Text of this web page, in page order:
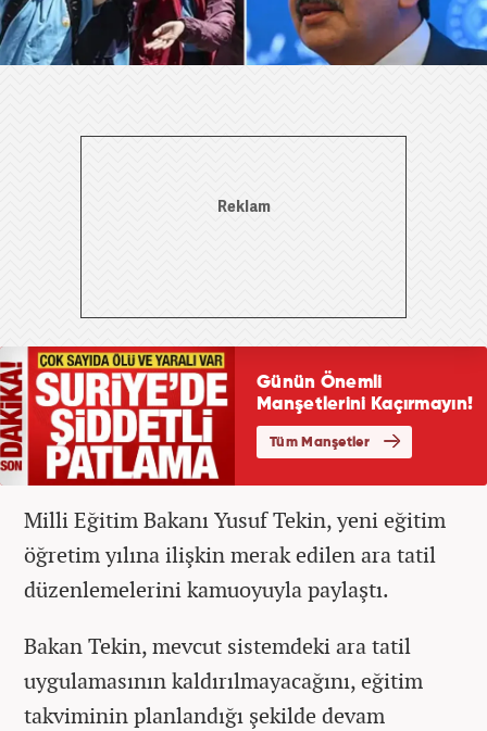
Milli Eğitim Bakanı Yusuf Tekin, yeni eğitim
öğretim yılına ilişkin merak edilen ara tatil
düzenlemelerini kamuoyuyla paylaştı.
Bakan Tekin, mevcut sistemdeki ara tatil
uygulamasının kaldırılmayacağını, eğitim
takviminin planlandığı şekilde devam